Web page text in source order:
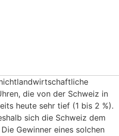
die von der Schweiz in
heute sehr tief (1 bis 2 %).
sich die Schweiz dem
Gewinner eines solchen